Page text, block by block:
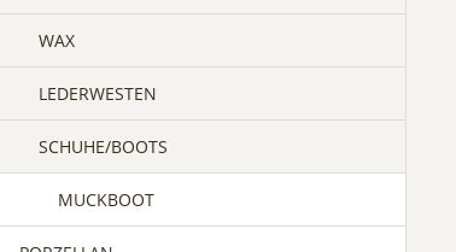
WAX
LEDERWESTEN
SCHUHE/BOOTS
MUCKBOOT